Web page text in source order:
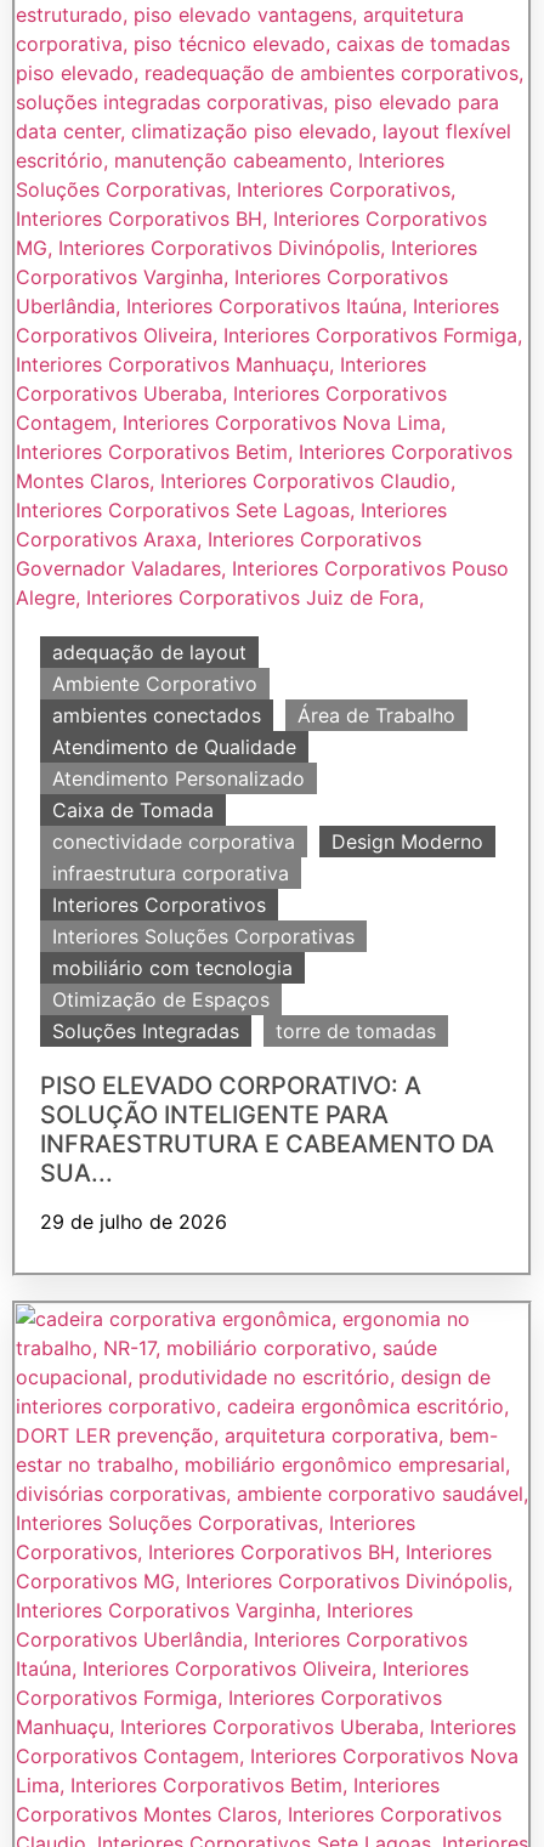
adequação de layout
Ambiente Corporativo
ambientes conectados
Área de Trabalho
Atendimento de Qualidade
Atendimento Personalizado
Caixa de Tomada
conectividade corporativa
Design Moderno
infraestrutura corporativa
Interiores Corporativos
Interiores Soluções Corporativas
mobiliário com tecnologia
Otimização de Espaços
Soluções Integradas
torre de tomadas
PISO ELEVADO CORPORATIVO: A
SOLUÇÃO INTELIGENTE PARA
INFRAESTRUTURA E CABEAMENTO DA
SUA...
29 de julho de 2026